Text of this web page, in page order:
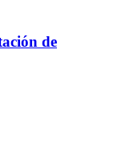
de